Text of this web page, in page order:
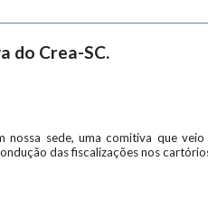
do Crea-SC.
sede, uma comitiva que
das fiscalizações nos